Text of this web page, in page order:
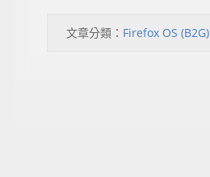
文章分類： Firefox OS (B2G)